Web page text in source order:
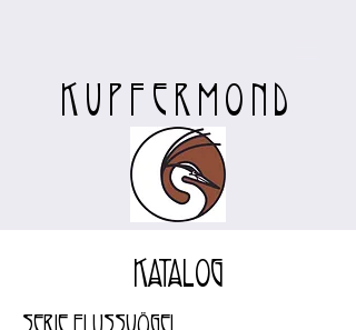
KUPFERMOND
Katalog